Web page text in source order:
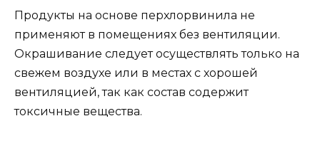
Продукты на основе перхлорвинила не
применяют в помещениях без вентиляции.
Окрашивание следует осуществлять только на
свежем воздухе или в местах с хорошей
вентиляцией, так как состав содержит
токсичные вещества.